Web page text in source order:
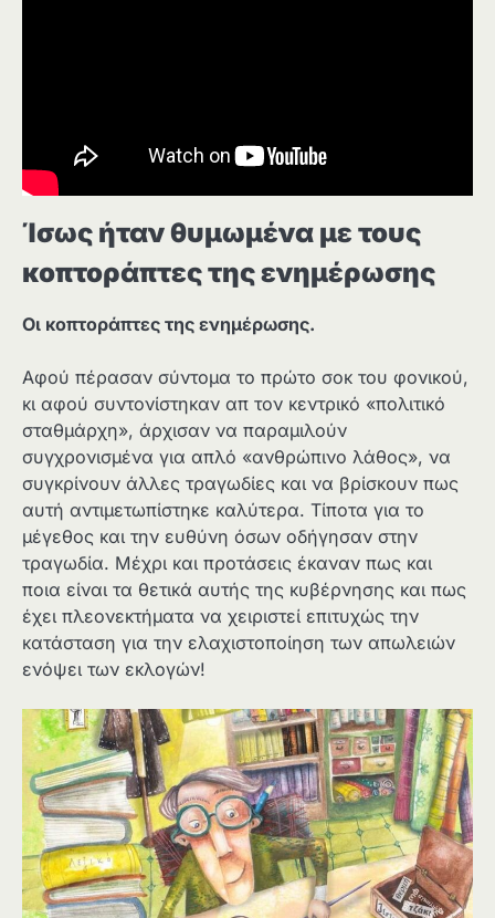
Ίσως ήταν θυμωμένα με τους
κοπτοράπτες της ενημέρωσης
Οι κοπτοράπτες της ενημέρωσης.
Αφού πέρασαν σύντομα το πρώτο σοκ του φονικού,
κι αφού συντονίστηκαν απ τον κεντρικό «πολιτικό
σταθμάρχη», άρχισαν να παραμιλούν
συγχρονισμένα για απλό «ανθρώπινο λάθος», να
συγκρίνουν άλλες τραγωδίες και να βρίσκουν πως
αυτή αντιμετωπίστηκε καλύτερα. Τίποτα για το
μέγεθος και την ευθύνη όσων οδήγησαν στην
τραγωδία. Μέχρι και προτάσεις έκαναν πως και
ποια είναι τα θετικά αυτής της κυβέρνησης και πως
έχει πλεονεκτήματα να χειριστεί επιτυχώς την
κατάσταση για την ελαχιστοποίηση των απωλειών
ενόψει των εκλογών!